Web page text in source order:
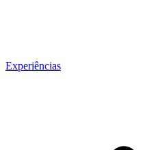
Experiências